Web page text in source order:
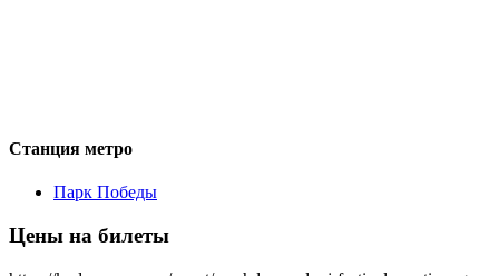
Станция метро
Парк Победы
Цены на билеты